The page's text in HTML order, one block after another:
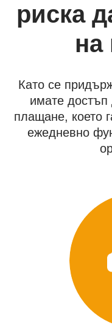
риска
на
Като се
имате
плащане, което
ежедневно